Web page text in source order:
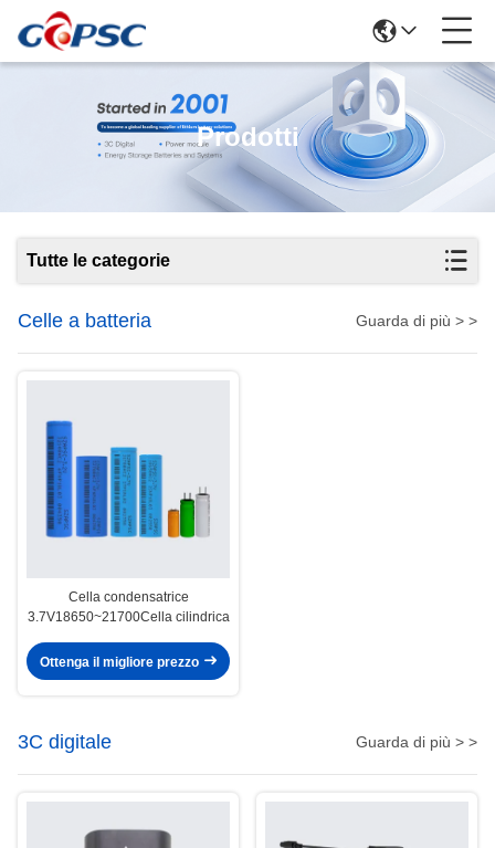
Prodotti
Tutte le categorie
Celle a batteria Guarda di più > >
Cella condensatrice
3.7V18650~21700Cella cilindrica
Ottenga il migliore prezzo
3C digitale Guarda di più > >